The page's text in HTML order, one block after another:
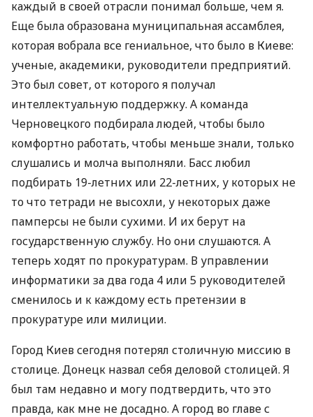
каждый в своей отрасли понимал больше, чем я.
Еще была образована муниципальная ассамблея,
которая вобрала все гениальное, что было в Киеве:
ученые, академики, руководители предприятий.
Это был совет, от которого я получал
интеллектуальную поддержку. А команда
Черновецкого подбирала людей, чтобы было
комфортно работать, чтобы меньше знали, только
слушались и молча выполняли. Басс любил
подбирать 19-летних или 22-летних, у которых не
то что тетради не высохли, у некоторых даже
памперсы не были сухими. И их берут на
государственную службу. Но они слушаются. А
теперь ходят по прокуратурам. В управлении
информатики за два года 4 или 5 руководителей
сменилось и к каждому есть претензии в
прокуратуре или милиции.
Город Киев сегодня потерял столичную миссию в
столице. Донецк назвал себя деловой столицей. Я
был там недавно и могу подтвердить, что это
правда, как мне не досадно. А город во главе с